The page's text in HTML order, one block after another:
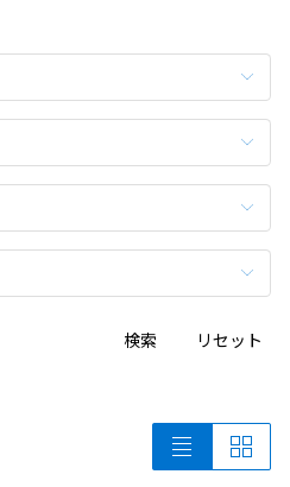
検索 リセット